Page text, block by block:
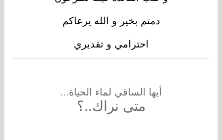
دمتم بخير و الله يرعاكم
احترامي و تقديري
أيها الساقي لماء الحياة...
متى نراك..؟